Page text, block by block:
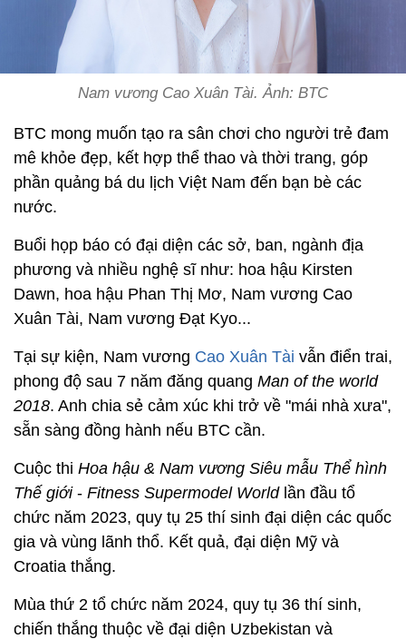
Nam vương Cao Xuân Tài. Ảnh: BTC
BTC mong muốn tạo ra sân chơi cho người trẻ đam
mê khỏe đẹp, kết hợp thể thao và thời trang, góp
phần quảng bá du lịch Việt Nam đến bạn bè các
nước.
Buổi họp báo có đại diện các sở, ban, ngành địa
phương và nhiều nghệ sĩ như: hoa hậu Kirsten
Dawn, hoa hậu Phan Thị Mơ, Nam vương Cao
Xuân Tài, Nam vương Đạt Kyo...
Tại sự kiện, Nam vương Cao Xuân Tài vẫn điển trai,
phong độ sau 7 năm đăng quang Man of the world
2018. Anh chia sẻ cảm xúc khi trở về "mái nhà xưa",
sẵn sàng đồng hành nếu BTC cần.
Cuộc thi Hoa hậu & Nam vương Siêu mẫu Thể hình
Thế giới - Fitness Supermodel Worldlần đầu tổ
chức năm 2023, quy tụ 25 thí sinh đại diện các quốc
gia và vùng lãnh thổ. Kết quả, đại diện Mỹ và
Croatia thắng.
Mùa thứ 2 tổ chức năm 2024, quy tụ 36 thí sinh,
chiến thắng thuộc về đại diện Uzbekistan và